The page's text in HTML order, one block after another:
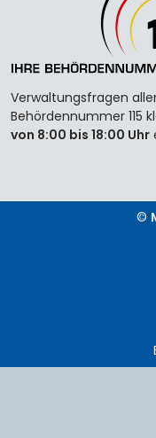
Verwaltungsfragen
Behördennummer 115
von 8:00 bis 18:00 Uhr
©